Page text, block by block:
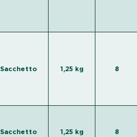
Sacchetto 1,25 kg 8
Sacchetto 1,25 kg 8